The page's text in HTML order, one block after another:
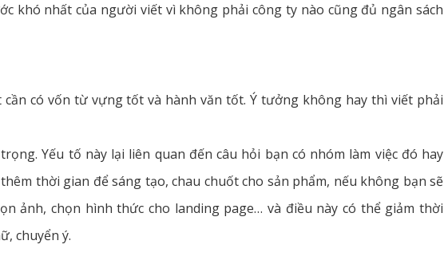
khó nhất của người viết vì không phải công ty nào cũng đủ ngân sách
có vốn từ vựng tốt và hành văn tốt. Ý tưởng không hay thì viết phải
Yếu tố này lại liên quan đến câu hỏi bạn có nhóm làm việc đó hay
thời gian để sáng tạo, chau chuốt cho sản phẩm, nếu không bạn sẽ
ảnh, chọn hình thức cho landing page… và điều này có thể giảm thời
chuyển ý.